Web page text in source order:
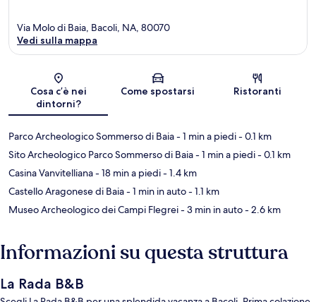
Mappa
Via Molo di Baia, Bacoli, NA, 80070
Vedi sulla mappa
Cosa c’è nei
dintorni?
Come spostarsi Ristoranti
Parco Archeologico Sommerso di Baia- 1 min a piedi- 0.1 km
Sito Archeologico Parco Sommerso di Baia- 1 min a piedi- 0.1 km
Casina Vanvitelliana- 18 min a piedi- 1.4 km
Castello Aragonese di Baia- 1 min in auto- 1.1 km
Museo Archeologico dei Campi Flegrei- 3 min in auto- 2.6 km
Informazioni su questa struttura
La Rada B&B